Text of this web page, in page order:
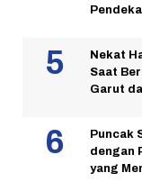
Nekat
Saat
Garut
Puncak
dengan
yang